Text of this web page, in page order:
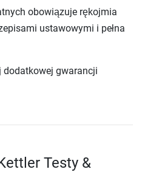
obowiązuje rękojmia
ustawowymi i pełna
dodatkowej gwarancji
Testy &